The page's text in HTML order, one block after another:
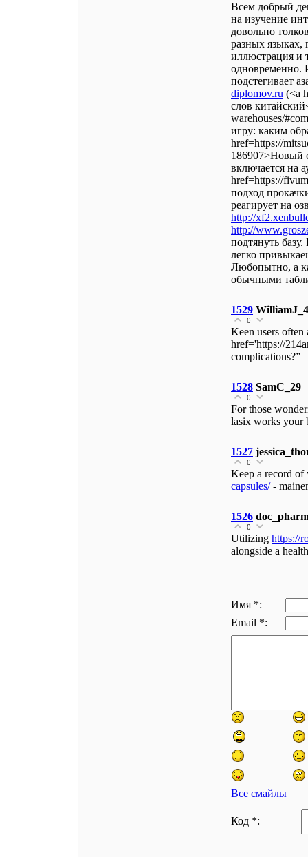
Всем добрый
на изучение
довольно
разных языках,
иллюстрация и
одновременно.
подстегивает
diplomov.ru (<a
слов
warehouses/
игру: каким
href=https://
186907>Новый
включается на
href=https://
подход
реагирует на
http://
http://
подтянуть
легко
Любопытно, а
обычными
1529
0
Keen users
href='https://
complications?”
1528 SamC_29
0
For those
lasix works your
1527
0
Keep a record
capsules/-
1526
0
Utilizing https://
alongside a
Имя *:
Email *:
Все смайлы
Код *: